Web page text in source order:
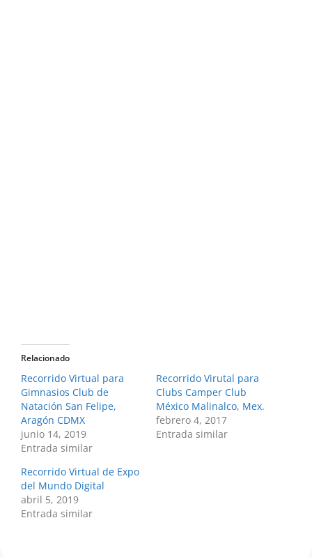
Relacionado
Recorrido Virtual para
Gimnasios Club de
Natación San Felipe,
Aragón CDMX
junio 14, 2019
Entrada similar
Recorrido Virutal para
Clubs Camper Club
México Malinalco, Mex.
febrero 4, 2017
Entrada similar
Recorrido Virtual de Expo
del Mundo Digital
abril 5, 2019
Entrada similar